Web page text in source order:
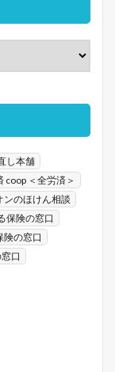
し本舗
coop ＜全労済＞
ンのほけん相談
保険の窓口
険の窓口
口